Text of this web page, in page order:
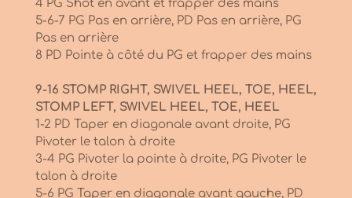
4 PG Shot en avant et frapper des mains
5-6-7 PG Pas en arrière, PD Pas en arrière, PG
Pas en arrière
8 PD Pointe à côté du PG et frapper des mains
9-16 STOMP RIGHT, SWIVEL HEEL, TOE, HEEL,
STOMP LEFT, SWIVEL HEEL, TOE, HEEL
1-2 PD Taper en diagonale avant droite, PG
Pivoter le talon à droite
3-4 PG Pivoter la pointe à droite, PG Pivoter le
talon à droite
5-6 PG Taper en diagonale avant gauche, PD